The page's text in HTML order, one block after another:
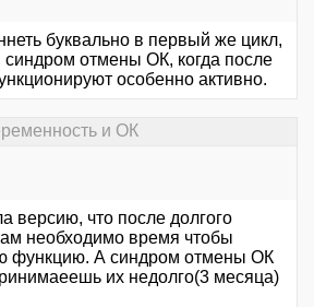
буквально в первый же цикл,
синдром отмены ОК, когда после
особенно активно.
и ОК
версию, что после долгого
необходимо время чтобы
функцию. А синдром отмены ОК
их недолго(3 месяца)